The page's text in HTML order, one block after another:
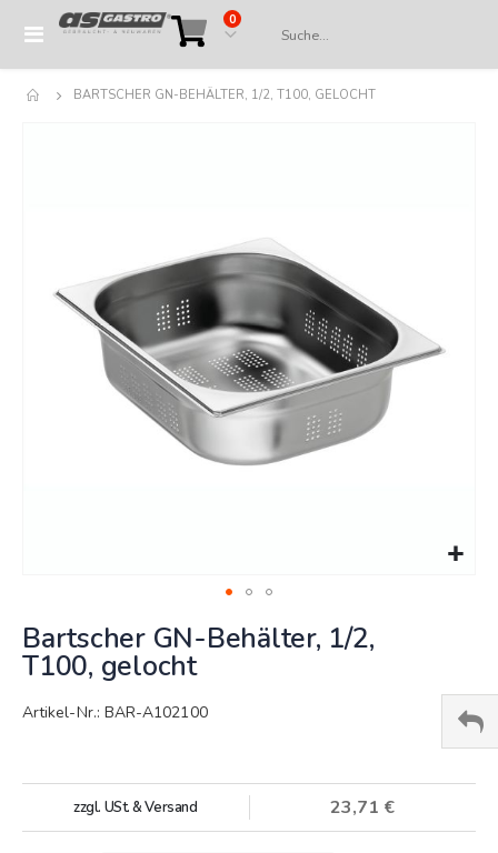
Navigation
Cart
0Artikel
BARTSCHER GN-BEHÄLTER, 1/2, T100, GELOCHT
zum
Anfang
der
Bildergalerie
Bartscher GN-Behälter, 1/2,
T100, gelocht
Artikel-Nr.: BAR-A102100
23,71 €
zzgl. USt. & Versand